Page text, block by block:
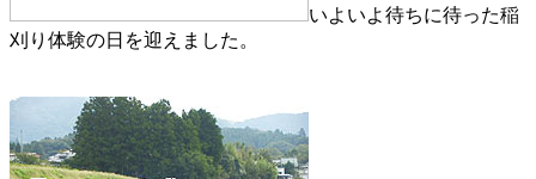
いよいよ待ちに待った稲
刈り体験の日を迎えました。